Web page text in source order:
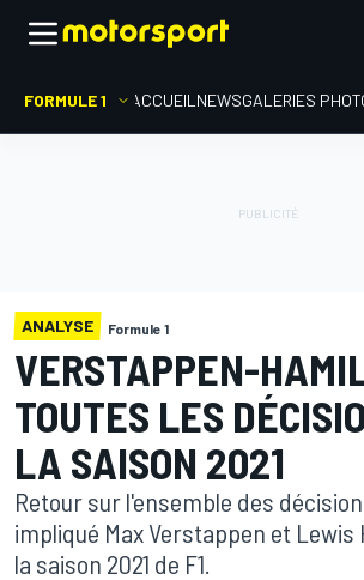
FORMULE 1 ACCUEIL NEWSGALERIES
ANALYSE Formule 1
VERSTAPPEN-
TOUTES LES
LA SAISON 2021
Retour sur l'ensemble des
impliqué Max Verstappen et
la saison 2021 de F1.